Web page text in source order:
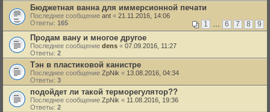
Бюджетная ванна для иммерсионной печати
Последнее сообщение ant « 21.11.2016, 14:06
Ответы: 165 1 … 6 7 8 9
Продам вану и многое другое
Последнее сообщение dens « 07.09.2016, 11:27
Ответы: 2
Тэн в пластиковой канистре
Последнее сообщение ZpNik « 13.08.2016, 04:34
Ответы: 3
подойдет ли такой терморегулятор??
Последнее сообщение ZpNik « 11.08.2016, 19:36
Ответы: 2